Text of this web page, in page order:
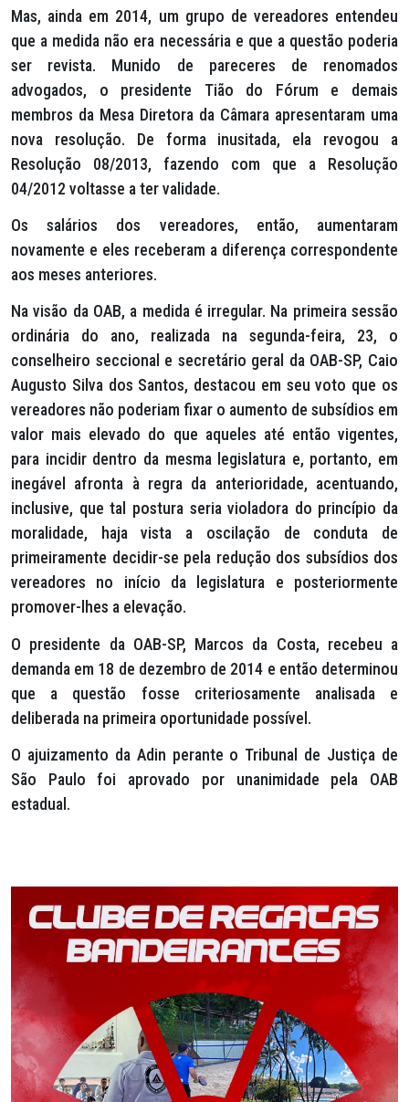
Mas, ainda em 2014, um grupo de vereadores entendeu
que a medida não era necessária e que a questão poderia
ser revista. Munido de pareceres de renomados
advogados, o presidente Tião do Fórum e demais
membros da Mesa Diretora da Câmara apresentaram uma
nova resolução. De forma inusitada, ela revogou a
Resolução 08/2013, fazendo com que a Resolução
04/2012 voltasse a ter validade.
Os salários dos vereadores, então, aumentaram
novamente e eles receberam a diferença correspondente
aos meses anteriores.
Na visão da OAB, a medida é irregular. Na primeira sessão
ordinária do ano, realizada na segunda-feira, 23, o
conselheiro seccional e secretário geral da OAB-SP, Caio
Augusto Silva dos Santos, destacou em seu voto que os
vereadores não poderiam fixar o aumento de subsídios em
valor mais elevado do que aqueles até então vigentes,
para incidir dentro da mesma legislatura e, portanto, em
inegável afronta à regra da anterioridade, acentuando,
inclusive, que tal postura seria violadora do princípio da
moralidade, haja vista a oscilação de conduta de
primeiramente decidir-se pela redução dos subsídios dos
vereadores no início da legislatura e posteriormente
promover-lhes a elevação.
O presidente da OAB-SP, Marcos da Costa, recebeu a
demanda em 18 de dezembro de 2014 e então determinou
que a questão fosse criteriosamente analisada e
deliberada na primeira oportunidade possível.
O ajuizamento da Adin perante o Tribunal de Justiça de
São Paulo foi aprovado por unanimidade pela OAB
estadual.